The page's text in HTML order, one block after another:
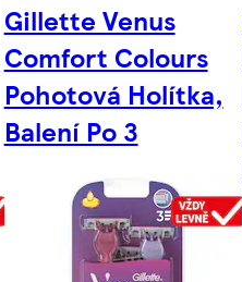
Gillette Venus
Comfort Colours
Pohotová Holítka,
Balení Po 3